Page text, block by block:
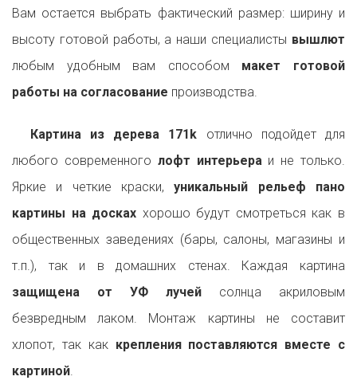
Вам остается выбрать фактический размер: ширину и
высоту готовой работы, а наши специалисты вышлют
любым удобным вам способом макет готовой
работы на согласование производства.
Картина из дерева 171k отлично подойдет для
любого современного лофт интерьераи не только.
Яркие и четкие краски,уникальный рельеф пано
картины на досках хорошо будут смотреться как в
общественных заведениях (бары, салоны, магазины и
т.п.), так и в домашних стенах. Каждая картина
защищена от УФ лучей солнца акриловым
безвредным лаком. Монтаж картины не составит
хлопот, так как крепления поставляются вместе с
картиной.